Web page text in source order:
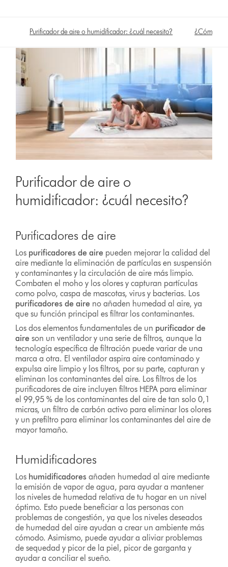
Purificador de aire o humidificador: ¿cuál necesito? ¿Cómo
Purificador de aire o
humidificador: ¿cuál necesito?
Purificadores de aire
Los purificadores de aire pueden mejorar la calidad del
aire mediante la eliminación de partículas en suspensión
y contaminantes y la circulación de aire más limpio.
Combaten el moho y los olores y capturan partículas
como polvo, caspa de mascotas, virus y bacterias. Los
purificadores de aire no añaden humedad al aire, ya
que su función principal es filtrar los contaminantes.
Los dos elementos fundamentales de un purificador de
aire son un ventilador y una serie de filtros, aunque la
tecnología específica de filtración puede variar de una
marca a otra. El ventilador aspira aire contaminado y
expulsa aire limpio y los filtros, por su parte, capturan y
eliminan los contaminantes del aire. Los filtros de los
purificadores de aire incluyen filtros HEPA para eliminar
el 99,95 % de los contaminantes del aire de tan solo 0,1
micras, un filtro de carbón activo para eliminar los olores
y un prefiltro para eliminar los contaminantes del aire de
mayor tamaño.
Humidificadores
Los humidificadores añaden humedad al aire mediante
la emisión de vapor de agua, para ayudar a mantener
los niveles de humedad relativa de tu hogar en un nivel
óptimo. Esto puede beneficiar a las personas con
problemas de congestión, ya que los niveles deseados
de humedad del aire ayudan a crear un ambiente más
cómodo. Asimismo, puede ayudar a aliviar problemas
de sequedad y picor de la piel, picor de garganta y
ayudar a conciliar el sueño.